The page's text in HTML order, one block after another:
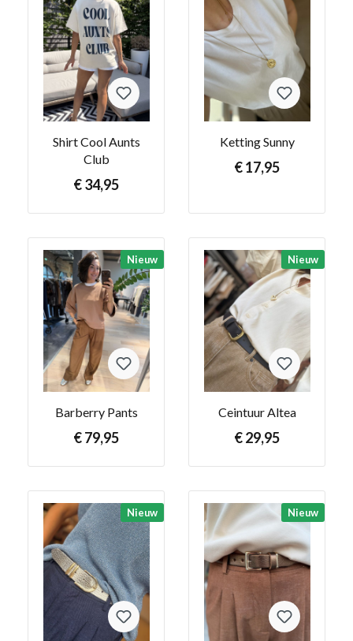
Shirt Cool Aunts
Club
€ 34,95
Ketting Sunny
€ 17,95
Nieuw
Barberry Pants
€ 79,95
Nieuw
Ceintuur Altea
€ 29,95
Nieuw Nieuw